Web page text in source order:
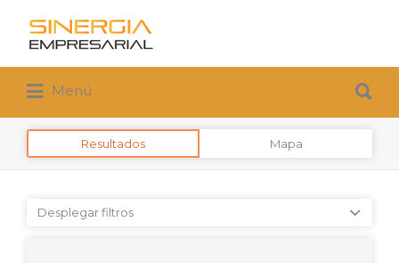
Buscar
por:
Menú
por:
Resultados Mapa
Desplegar filtros